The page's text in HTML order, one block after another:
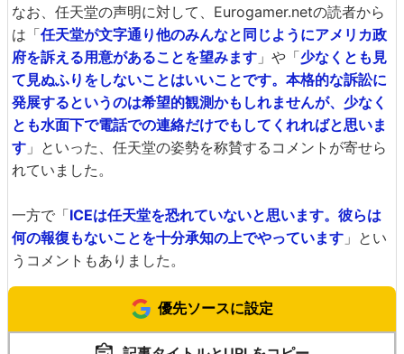
なお、任天堂の声明に対して、Eurogamer.netの読者から
は「任天堂が文字通り他のみんなと同じようにアメリカ政
府を訴える用意があることを望みます 」や「少なくとも見
て見ぬふりをしないことはいいことです。本格的な訴訟に
発展するというのは希望的観測かもしれませんが、少なく
とも水面下で電話での連絡だけでもしてくれればと思いま
す 」といった、任天堂の姿勢を称賛するコメントが寄せら
れていました。
一方で「ICEは任天堂を恐れていないと思います。彼らは
何の報復もないことを十分承知の上でやっています 」とい
うコメントもありました。
優先ソースに設定